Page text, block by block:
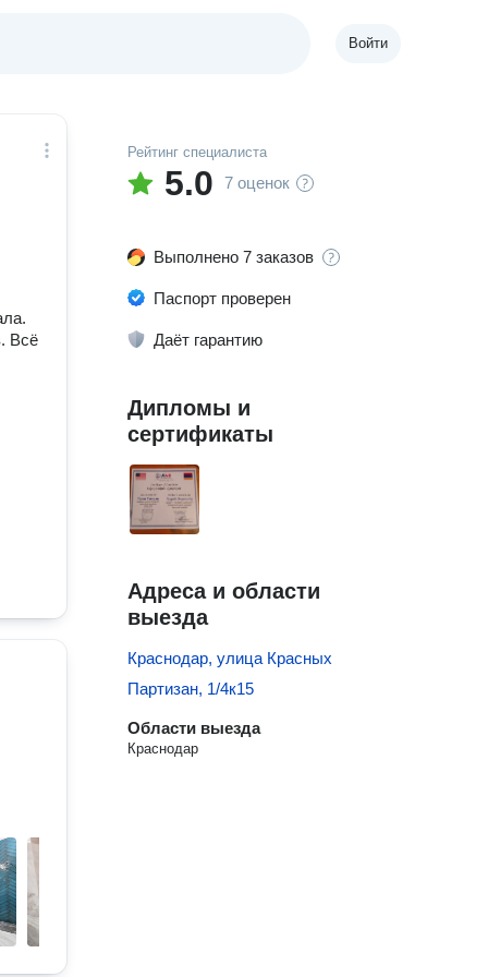
Войти
Всё
Рейтинг специалиста
5.0 7 оценок
Выполнено 7 заказов
Паспорт проверен
Даёт гарантию
Дипломы и
сертификаты
Адреса и области
выезда
Краснодар, улица Красных
Партизан, 1/4к15
Области выезда
Краснодар